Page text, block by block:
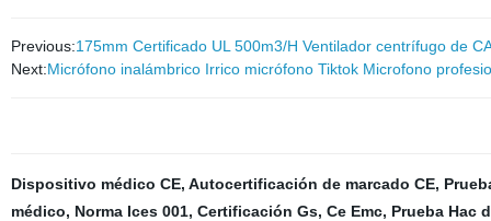
Previous:175mm Certificado UL 500m3/H Ventilador centrífugo de
Next:Micrófono inalámbrico Irrico micrófono Tiktok Microfono
Dispositivo médico CE, Autocertificación de marcado CE,
médico, Norma Ices 001, Certificación Gs, Ce Emc, Prueba Hac